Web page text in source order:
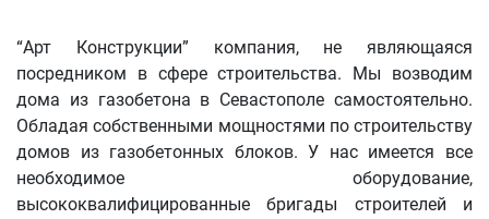
“Арт Конструкции” компания, не являющаяся
посредником в сфере строительства. Мы возводим
дома из газобетона в Севастополе самостоятельно.
Обладая собственными мощностями по строительству
домов из газобетонных блоков. У нас имеется все
необходимое оборудование,
высококвалифицированные бригады строителей и